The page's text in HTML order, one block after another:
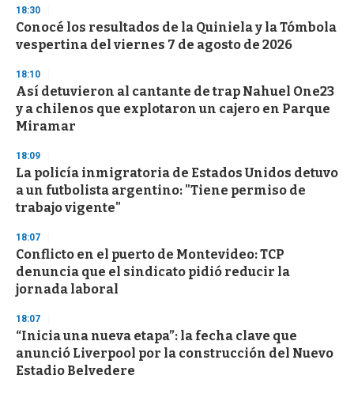
d
s
18:30
Conocé los resultados de la Quiniela y la Tómbola
vespertina del viernes 7 de agosto de 2026
18:10
Así detuvieron al cantante de trap Nahuel One23
y a chilenos que explotaron un cajero en Parque
Miramar
18:09
La policía inmigratoria de Estados Unidos detuvo
a un futbolista argentino: "Tiene permiso de
trabajo vigente"
18:07
Conflicto en el puerto de Montevideo: TCP
denuncia que el sindicato pidió reducir la
jornada laboral
18:07
“Inicia una nueva etapa”: la fecha clave que
anunció Liverpool por la construcción del Nuevo
Estadio Belvedere